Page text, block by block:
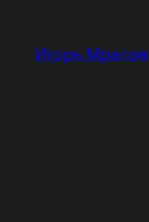
содержимому
Игорь Мратов